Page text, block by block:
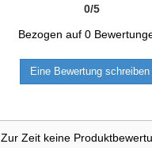
0/5
Bezogen auf 0
Eine Bewertung schreiben
Zur Zeit keine